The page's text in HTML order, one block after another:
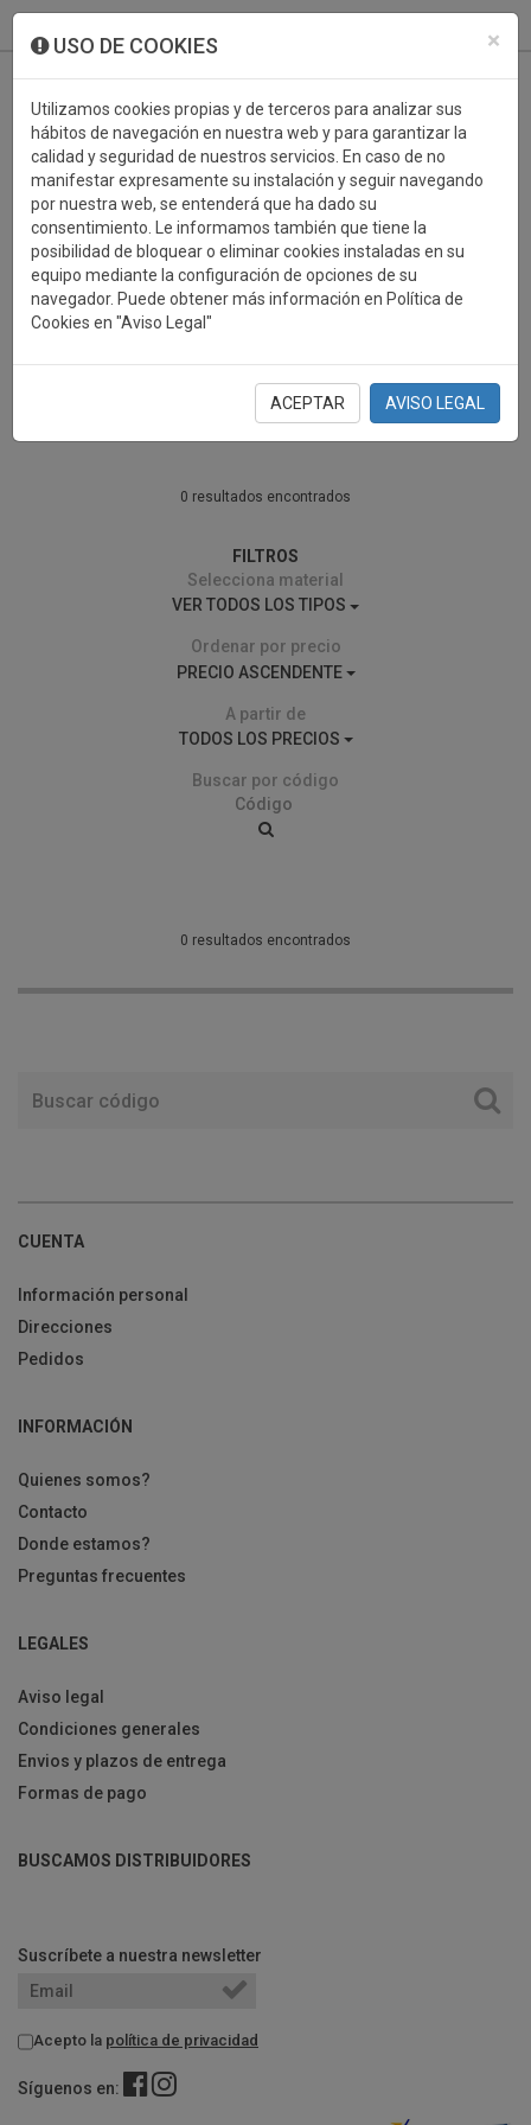
×
USO DE COOKIES
Utilizamos cookies propias y de terceros para analizar sus
hábitos de navegación en nuestra web y para garantizar la
calidad y seguridad de nuestros servicios. En caso de no
manifestar expresamente su instalación y seguir navegando
por nuestra web, se entenderá que ha dado su
consentimiento. Le informamos también que tiene la
posibilidad de bloquear o eliminar cookies instaladas en su
equipo mediante la configuración de opciones de su
navegador. Puede obtener más información en Política de
Cookies en "Aviso Legal"
ACEPTAR AVISO LEGAL
PERSONALIZABLES
BALONCESTO
PERSONALIZABLES
0 resultados encontrados
FILTROS
Selecciona material
VER TODOS LOS TIPOS
Ordenar por precio
PRECIO ASCENDENTE
A partir de
TODOS LOS PRECIOS
Buscar por código
0 resultados encontrados
CUENTA
Información personal
Direcciones
Pedidos
INFORMACIÓN
Quienes somos?
Contacto
Donde estamos?
Preguntas frecuentes
LEGALES
Aviso legal
Condiciones generales
Envios y plazos de entrega
Formas de pago
BUSCAMOS DISTRIBUIDORES
Suscríbete a nuestra newsletter
Acepto la política de privacidad
Síguenos en: